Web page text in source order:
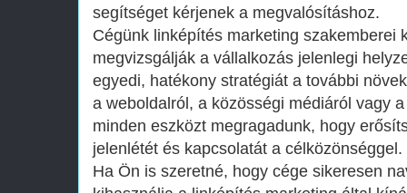
segítséget kérjenek a megvalósításhoz.
Cégünk linképítés marketing szakemberei
megvizsgálják a vállalkozás jelenlegi
egyedi, hatékony stratégiát a további
a weboldalról, a közösségi médiáról vagy
minden eszközt megragadunk, hogy
jelenlétét és kapcsolatát a célközönséggel.
Ha Ön is szeretné, hogy cége sikeresen